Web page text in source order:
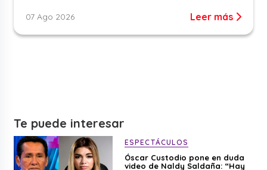
07 Ago 2026 Leer más
Te puede interesar
ESPECTÁCULOS
Óscar Custodio pone en duda
video de Naldy Saldaña: “Hay